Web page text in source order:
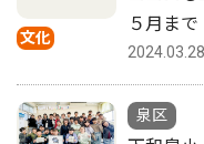
文化
５月まで
2024.03.28
泉区